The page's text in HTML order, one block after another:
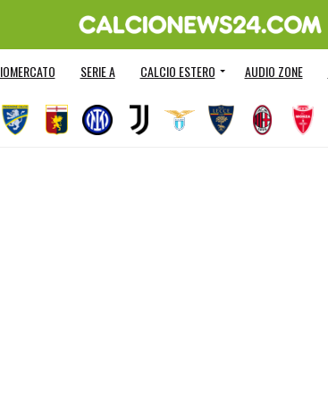
SERIE A CALCIO ESTERO AUDIO ZONE